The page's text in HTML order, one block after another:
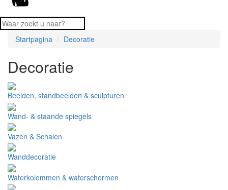
Startpagina Decoratie
Decoratie
Beelden, standbeelden & sculpturen
Wand- & staande spiegels
Vazen & Schalen
Wanddecoratie
Waterkolommen & waterschermen